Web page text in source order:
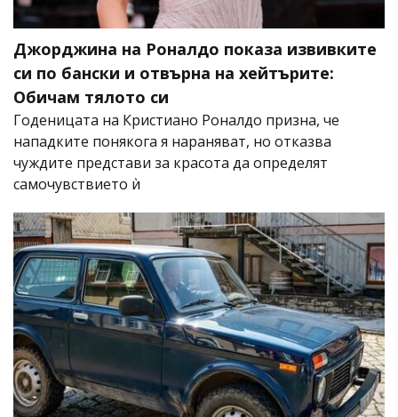
Джорджина на Роналдо показа извивките
си по бански и отвърна на хейтърите:
Обичам тялото си
Годеницата на Кристиано Роналдо призна, че
нападките понякога я нараняват, но отказва
чуждите представи за красота да определят
самочувствието ѝ